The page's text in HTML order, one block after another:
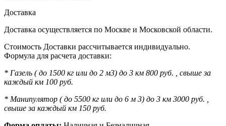
Доставка
Доставка осуществляется по Москве и Московской области.
Стоимость Доставки рассчитывается индивидуально.
Формула для расчета доставки:
* Газель ( до 1500 кг или до 2 м3) до 3 км 800 руб. , свыше за
каждый км 100 руб.
* Манипулятор ( до 5500 кг или до 6 м 3) до 3 км 3000 руб. ,
свыше за каждый км 150 руб.